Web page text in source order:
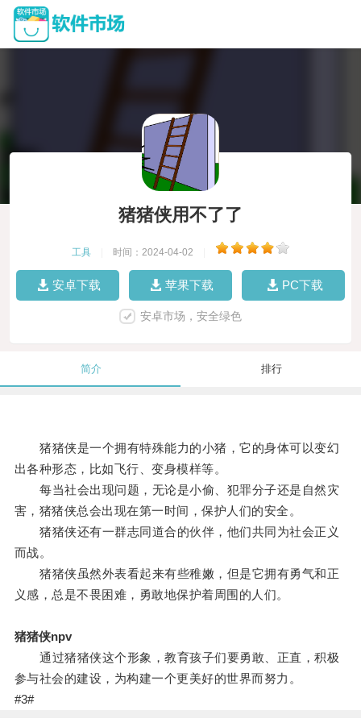
猪猪侠用不了了
工具 时间：2024-04-02
安卓下载 苹果下载 PC下载
安卓市场，安全绿色
简介 排行
猪猪侠是一个拥有特殊能力的小猪，它的身体可以变幻
出各种形态，比如飞行、变身模样等。
每当社会出现问题，无论是小偷、犯罪分子还是自然灾
害，猪猪侠总会出现在第一时间，保护人们的安全。
猪猪侠还有一群志同道合的伙伴，他们共同为社会正义
而战。
猪猪侠虽然外表看起来有些稚嫩，但是它拥有勇气和正
义感，总是不畏困难，勇敢地保护着周围的人们。
猪猪侠npv
通过猪猪侠这个形象，教育孩子们要勇敢、正直，积极
参与社会的建设，为构建一个更美好的世界而努力。
#3#